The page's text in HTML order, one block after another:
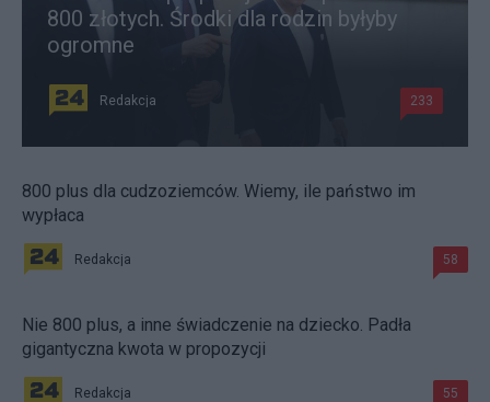
800 złotych. Środki dla rodzin byłyby
ogromne
Redakcja 233
800 plus dla cudzoziemców. Wiemy, ile państwo im
wypłaca
Redakcja 58
Nie 800 plus, a inne świadczenie na dziecko. Padła
gigantyczna kwota w propozycji
Redakcja 55